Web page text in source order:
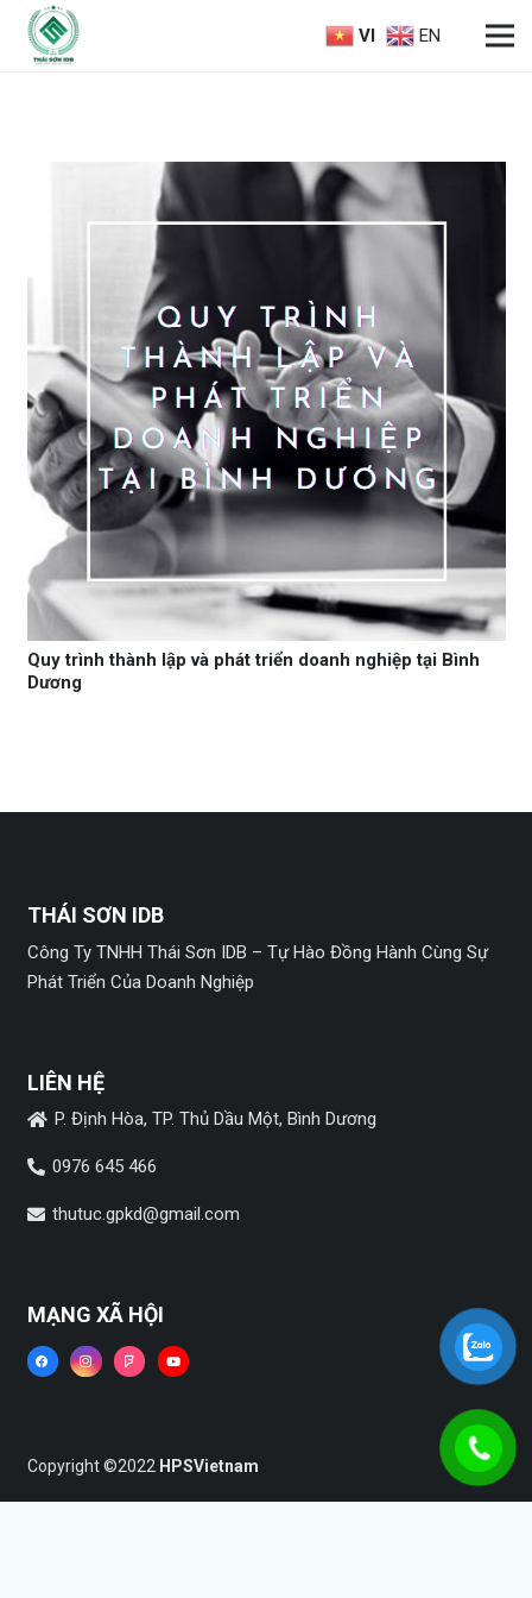
VI EN
Quy trình thành lập và phát triển doanh nghiệp tại Bình
Dương
THÁI SƠN IDB
Công Ty TNHH Thái Sơn IDB – Tự Hào Đồng Hành Cùng Sự
Phát Triển Của Doanh Nghiệp
LIÊN HỆ
P. Định Hòa, TP. Thủ Dầu Một, Bình Dương
0976 645 466
thutuc.gpkd@gmail.com
MẠNG XÃ HỘI
Copyright ©2022 HPSVietnam